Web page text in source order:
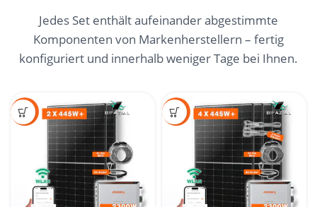
Jedes Set enthält aufeinander abgestimmte
Komponenten von Markenherstellern – fertig
konfiguriert und innerhalb weniger Tage bei Ihnen.
SALE SALE